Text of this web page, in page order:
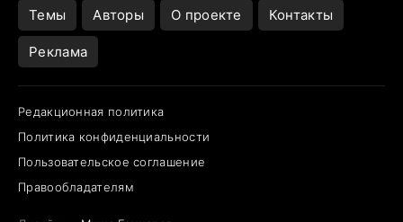
Темы Авторы О проекте Контакты
Реклама
Редакционная политика
Политика конфиденциальности
Пользовательское соглашение
Правообладателям